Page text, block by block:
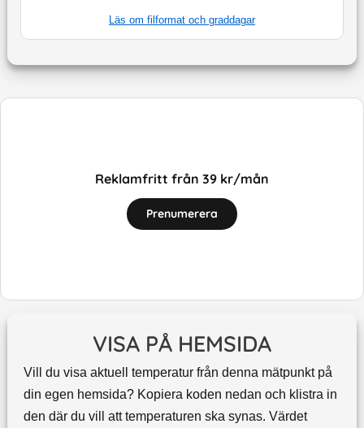
Läs om filformat och graddagar
Reklamfritt från 39 kr/mån
Prenumerera
VISA PÅ HEMSIDA
Vill du visa aktuell temperatur från denna mätpunkt på
din egen hemsida? Kopiera koden nedan och klistra in
den där du vill att temperaturen ska synas. Värdet